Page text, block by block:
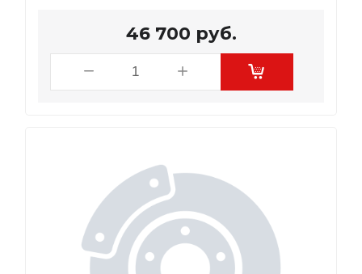
46 700 руб.